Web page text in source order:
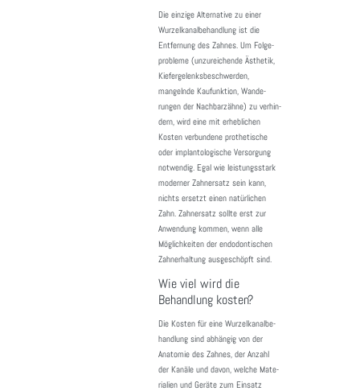
Die einzige Alter­na­tive zu einer
Wurzel­ka­nal­be­hand­lung ist die
Entfer­nung des Zahnes. Um Folge­
pro­bleme (unzu­rei­chende Ästhetik,
Kiefer­ge­lenks­be­schwerden,
mangelnde Kaufunk­tion, Wande­
rungen der Nach­bar­zähne) zu verhin­
dern, wird eine mit erheb­li­chen
Kosten verbun­dene prothe­ti­sche
oder implan­to­lo­gi­sche Versor­gung
notwendig. Egal wie leis­tungs­stark
moderner Zahn­ersatz sein kann,
nichts ersetzt einen natür­li­chen
Zahn. Zahn­ersatz sollte erst zur
Anwen­dung kommen, wenn alle
Möglich­keiten der endodon­ti­schen
Zahnerhal­tung ausge­schöpft sind.
Wie viel wird die
Behandlung kosten?
Die Kosten für eine Wurzel­ka­nal­be­
hand­lung sind abhängig von der
Anatomie des Zahnes, der Anzahl
der Kanäle und davon, welche Mate­
ria­lien und Geräte zum Einsatz